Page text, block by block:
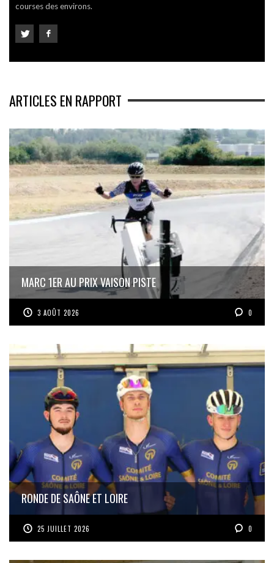
courses des environs.
ARTICLES EN RAPPORT
MARC 1ER AU PRIX VAISON PISTE
3 AOÛT 2026 0
RONDE DE SAÔNE ET LOIRE
25 JUILLET 2026 0